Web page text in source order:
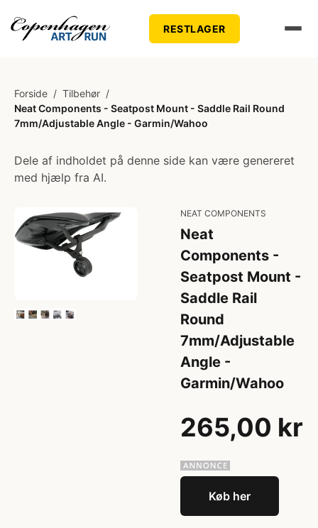
RESTLAGER
Forside / Tilbehør /
Neat Components - Seatpost Mount - Saddle Rail Round
7mm/Adjustable Angle - Garmin/Wahoo
Dele af indholdet på denne side kan være genereret
med hjælp fra AI.
NEAT COMPONENTS
Neat
Components -
Seatpost Mount -
Saddle Rail
Round
7mm/Adjustable
Angle -
Garmin/Wahoo
265,00 kr
Køb her